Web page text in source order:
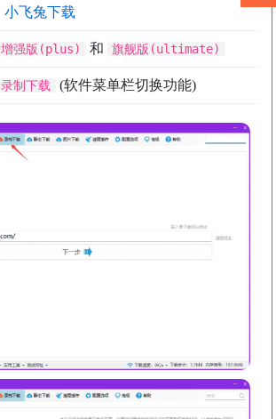
小飞兔下载
增强版(plus) 和 旗舰版(ultimate)
录制下载 (软件菜单栏切换功能)